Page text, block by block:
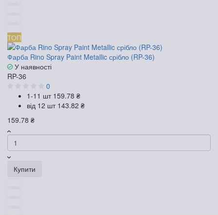
ТОП
Фарба Rino Spray Paint Metallic срібло (RP-36)
У наявності
RP-36
0
1-11 шт 159.78 ₴
від 12 шт 143.82 ₴
159.78 ₴
Купити